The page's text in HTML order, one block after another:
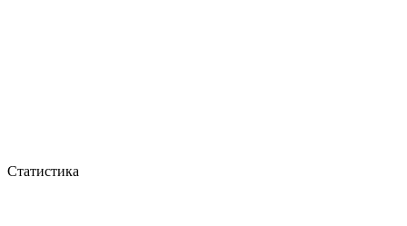
Статистика